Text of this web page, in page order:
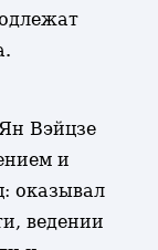
Вэйцзе
и
оказывал
ведении